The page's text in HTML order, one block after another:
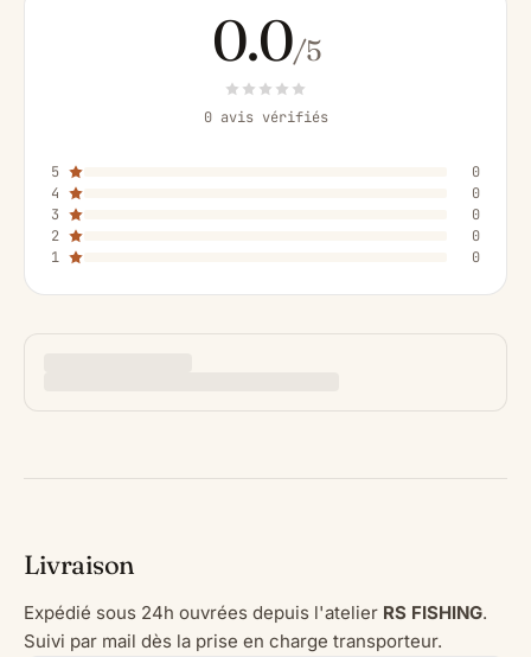
0.0/5
0 avis vérifiés
5
0
4
0
3
0
2
0
1
0
Livraison
Expédié sous 24h ouvrées depuis l'atelier RS FISHING.
Suivi par mail dès la prise en charge transporteur.